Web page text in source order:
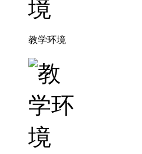
教学环境